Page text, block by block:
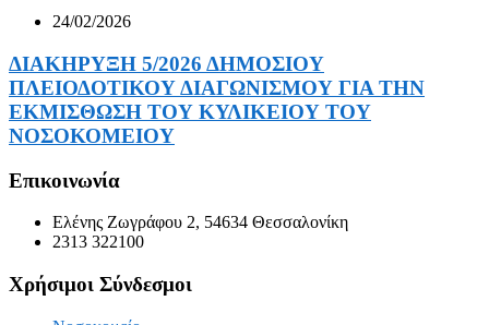
24/02/2026
ΔΙΑΚΗΡΥΞΗ 5/2026 ΔΗΜΟΣΙΟΥ
ΠΛΕΙΟΔΟΤΙΚΟΥ ΔΙΑΓΩΝΙΣΜΟΥ ΓΙΑ ΤΗΝ
ΕΚΜΙΣΘΩΣΗ ΤΟΥ ΚΥΛΙΚΕΙΟΥ ΤΟΥ
ΝΟΣΟΚΟΜΕΙΟΥ
Επικοινωνία
Ελένης Ζωγράφου 2, 54634 Θεσσαλονίκη
2313 322100
Χρήσιμοι Σύνδεσμοι